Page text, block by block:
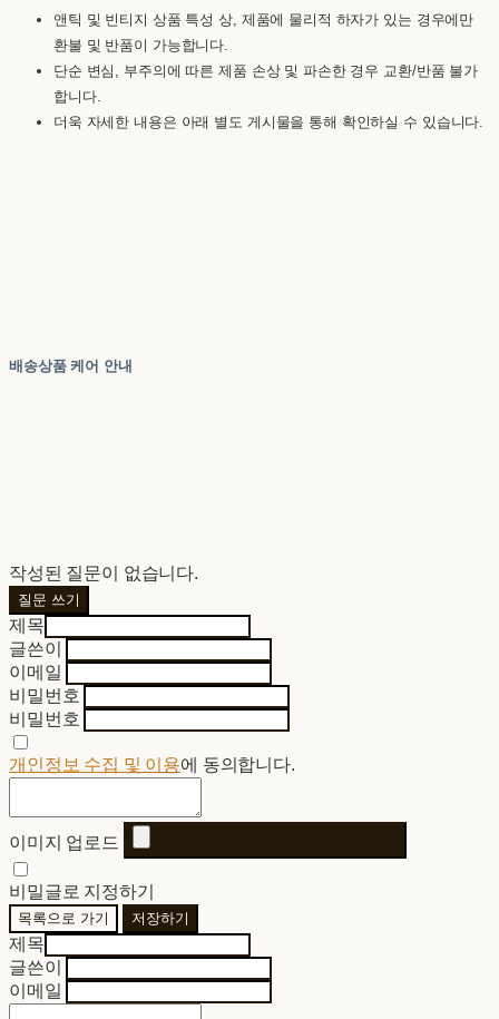
앤틱 및 빈티지 상품 특성 상, 제품에 물리적 하자가 있는 경우에만
환불 및 반품이 가능합니다.
단순 변심, 부주의에 따른 제품 손상 및 파손한 경우 교환/반품 불가
합니다.
더욱 자세한 내용은 아래 별도 게시물을 통해 확인하실 수 있습니다.
배송상품 케어 안내
작성된 질문이 없습니다.
질문 쓰기
제목
글쓴이
이메일
비밀번호
비밀번호
개인정보 수집 및 이용에 동의합니다.
이미지 업로드
비밀글로 지정하기
목록으로 가기 저장하기
제목
글쓴이
이메일